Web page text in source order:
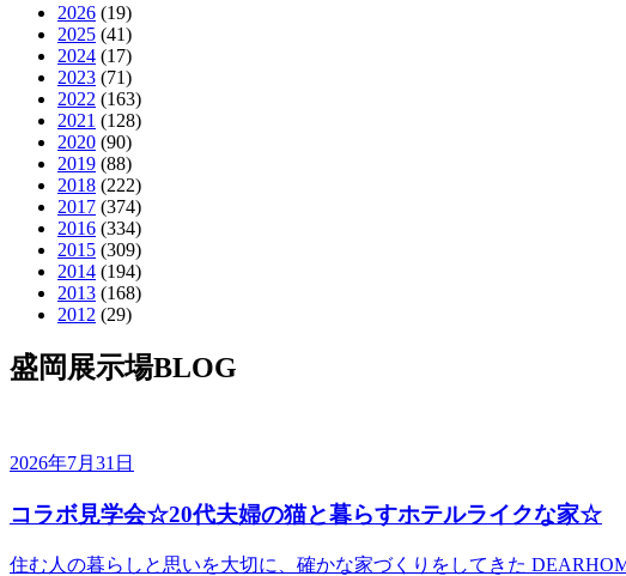
2026 (19)
2025 (41)
2024 (17)
2023 (71)
2022 (163)
2021 (128)
2020 (90)
2019 (88)
2018 (222)
2017 (374)
2016 (334)
2015 (309)
2014 (194)
2013 (168)
2012 (29)
盛岡展示場BLOG
2026年7月31日
コラボ見学会☆20代夫婦の猫と暮らすホテルライクな家☆
住む人の暮らしと思いを大切に、確かな家づくりをしてきた